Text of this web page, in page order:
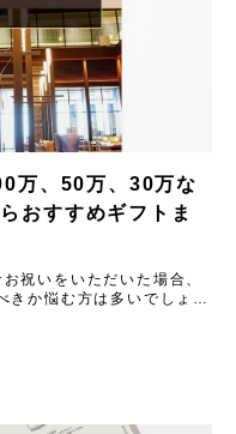
万、50万、30万な
おすすめギフトま
祝いをいただいた場合、
きか悩む方は多いでしょ